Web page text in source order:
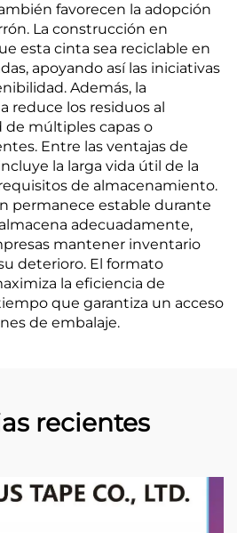
favorecen la adopción
La construcción en
esta cinta sea reciclable en
apoyando así las iniciativas
Además, la
reduce los residuos al
de múltiples capas o
Entre las ventajas de
la larga vida útil de la
de almacenamiento.
permanece estable durante
adecuadamente,
mantener inventario
deterioro. El formato
la eficiencia de
que garantiza un acceso
de embalaje.
recientes